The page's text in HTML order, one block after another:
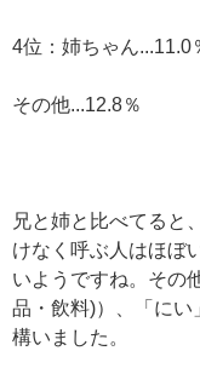
4位：姉ちゃん...11.0
その他...12.8％
兄と姉と比べてると
けなく呼ぶ人はほぼ
いようですね。その
品・飲料)）、「に
構いました。